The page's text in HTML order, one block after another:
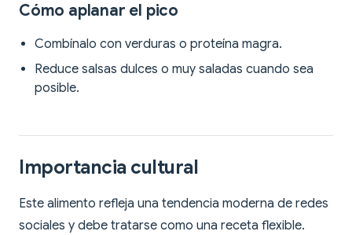
Cómo aplanar el pico
Combínalo con verduras o proteína magra.
Reduce salsas dulces o muy saladas cuando sea
posible.
Importancia cultural
Este alimento refleja una tendencia moderna de redes
sociales y debe tratarse como una receta flexible.